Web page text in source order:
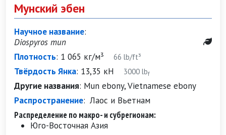
Мунский эбен
Научное название:
Diospyros mun
Плотность: 1 065 кг/м³ 66 lb/ft³
Твёрдость Янка: 13,35 кН 3000 lbf
Другие названия: Mun ebony, Vietnamese ebony
Распространение: Лаос и Вьетнам
Распределение по макро- и субрегионам:
Юго-Восточная Азия